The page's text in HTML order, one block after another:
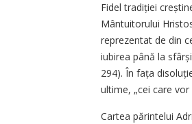
Fidel tradiției
Mântuitorului
reprezentat de din
iubirea până la
294). În fața
ultime, „cei care
Cartea părintelui